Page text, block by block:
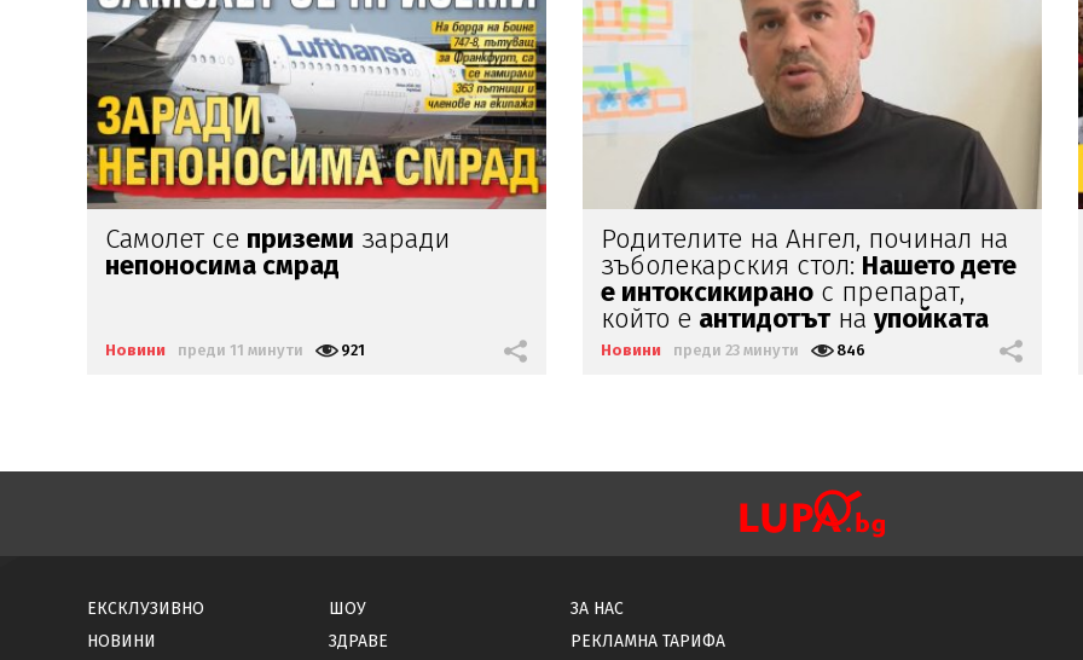
Родителите на Ангел, починал на
зъболекарския стол:
Нашето дете
е интоксикирано
Новини преди 23 минути 846
„Магазин за хората" продължава
да работи
Новини преди 30 минути 1022
ЕКСКЛУЗИВНО
НОВИНИ
ШОУ
ЗДРАВЕ
ЗА НАС
РЕКЛАМНА ТАРИФА